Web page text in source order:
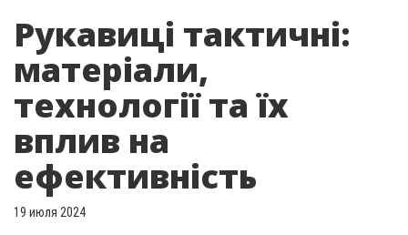
Рукавиці тактичні:
матеріали,
технології та їх
вплив на
ефективність
19 июля 2024